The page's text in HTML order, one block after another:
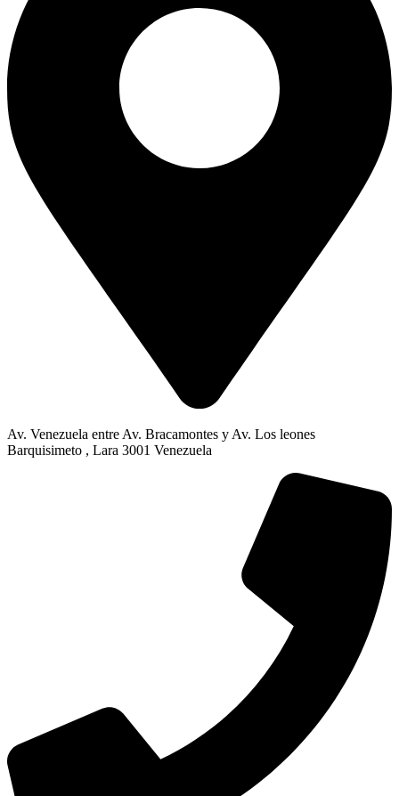
Av. Venezuela entre Av. Bracamontes y Av. Los leones
Barquisimeto , Lara 3001 Venezuela